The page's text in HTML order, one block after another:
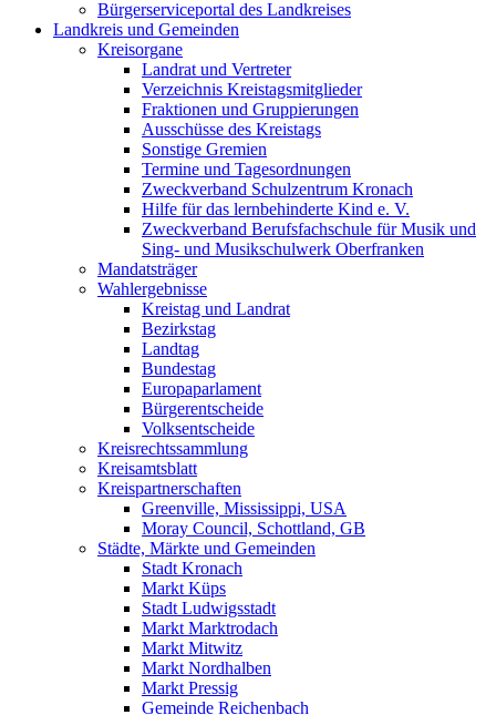
Bürgerserviceportal des Landkreises
Landkreis und Gemeinden
Kreisorgane
Landrat und Vertreter
Verzeichnis Kreistagsmitglieder
Fraktionen und Gruppierungen
Ausschüsse des Kreistags
Sonstige Gremien
Termine und Tagesordnungen
Zweckverband Schulzentrum Kronach
Hilfe für das lernbehinderte Kind e. V.
Zweckverband Berufsfachschule für Musik und
Sing- und Musikschulwerk Oberfranken
Mandatsträger
Wahlergebnisse
Kreistag und Landrat
Bezirkstag
Landtag
Bundestag
Europaparlament
Bürgerentscheide
Volksentscheide
Kreisrechtssammlung
Kreisamtsblatt
Kreispartnerschaften
Greenville, Mississippi, USA
Moray Council, Schottland, GB
Städte, Märkte und Gemeinden
Stadt Kronach
Markt Küps
Stadt Ludwigsstadt
Markt Marktrodach
Markt Mitwitz
Markt Nordhalben
Markt Pressig
Gemeinde Reichenbach